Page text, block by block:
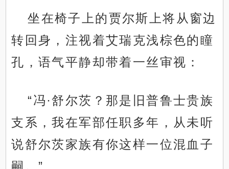
坐在椅子上的贾尔斯上将从窗边
转回身，注视着艾瑞克浅棕色的瞳
孔，语气平静却带着一丝审视：
“冯·舒尔茨？那是旧普鲁士贵族
支系，我在军部任职多年，从未听
说舒尔茨家族有你这样一位混血子
嗣。”